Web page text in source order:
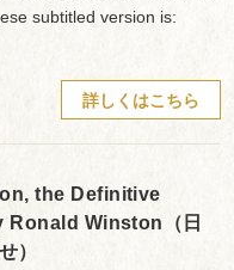
subtitled version is:
詳しくはこちら
the Definitive
Winston（日
）